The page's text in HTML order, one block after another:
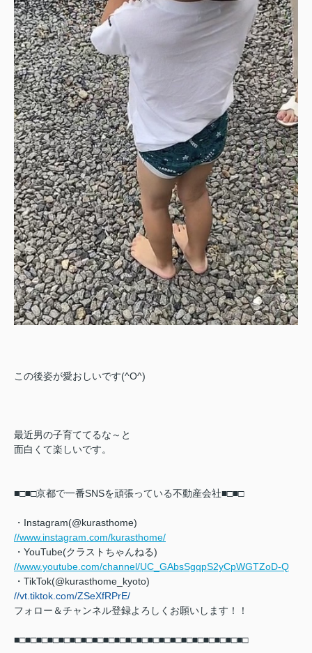
この後姿が愛おしいです(^O^)
最近男の子育ててるな～と
面白くて楽しいです。
■□■□京都で一番SNSを頑張っている不動産会社■□■□
・Instagram(@kurasthome)
//www.instagram.com/kurasthome/
・YouTube(クラストちゃんねる)
//www.youtube.com/channel/UC_GAbsSgqpS2yCpWGTZoD-Q
・TikTok(@kurasthome_kyoto)
//vt.tiktok.com/ZSeXfRPrE/
フォロー＆チャンネル登録よろしくお願いします！！
■□■□■□■□■□■□■□■□■□■□■□■□■□■□■□■□■□■□■□■□■□